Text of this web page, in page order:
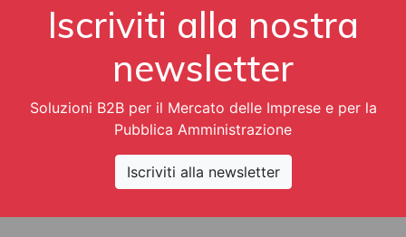
Iscriviti alla nostra
newsletter
Soluzioni B2B per il Mercato delle Imprese e per la
Pubblica Amministrazione
Iscriviti alla newsletter